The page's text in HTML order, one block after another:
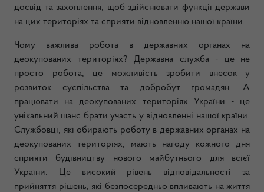
досвід та захоплення, щоб здійснювати функції держави
на цих територіях та сприяти відновленню нашої країни.
Чому важлива робота в державних органах на
деокупованих територіях? Державна служба - це не
просто робота, це можливість зробити внесок у
розвиток суспільства та добробут громадян. А
працювати на деокупованих територіях України - це
унікальний шанс брати участь у відновленні нашої країни.
Службовці, які обирають роботу в державних органах на
деокупованих територіях, мають нагоду кожного дня
сприяти будівництву нового майбутнього для всієї
України. Це високий рівень відповідальності за
прийняття рішень, які безпосередньо впливають на життя